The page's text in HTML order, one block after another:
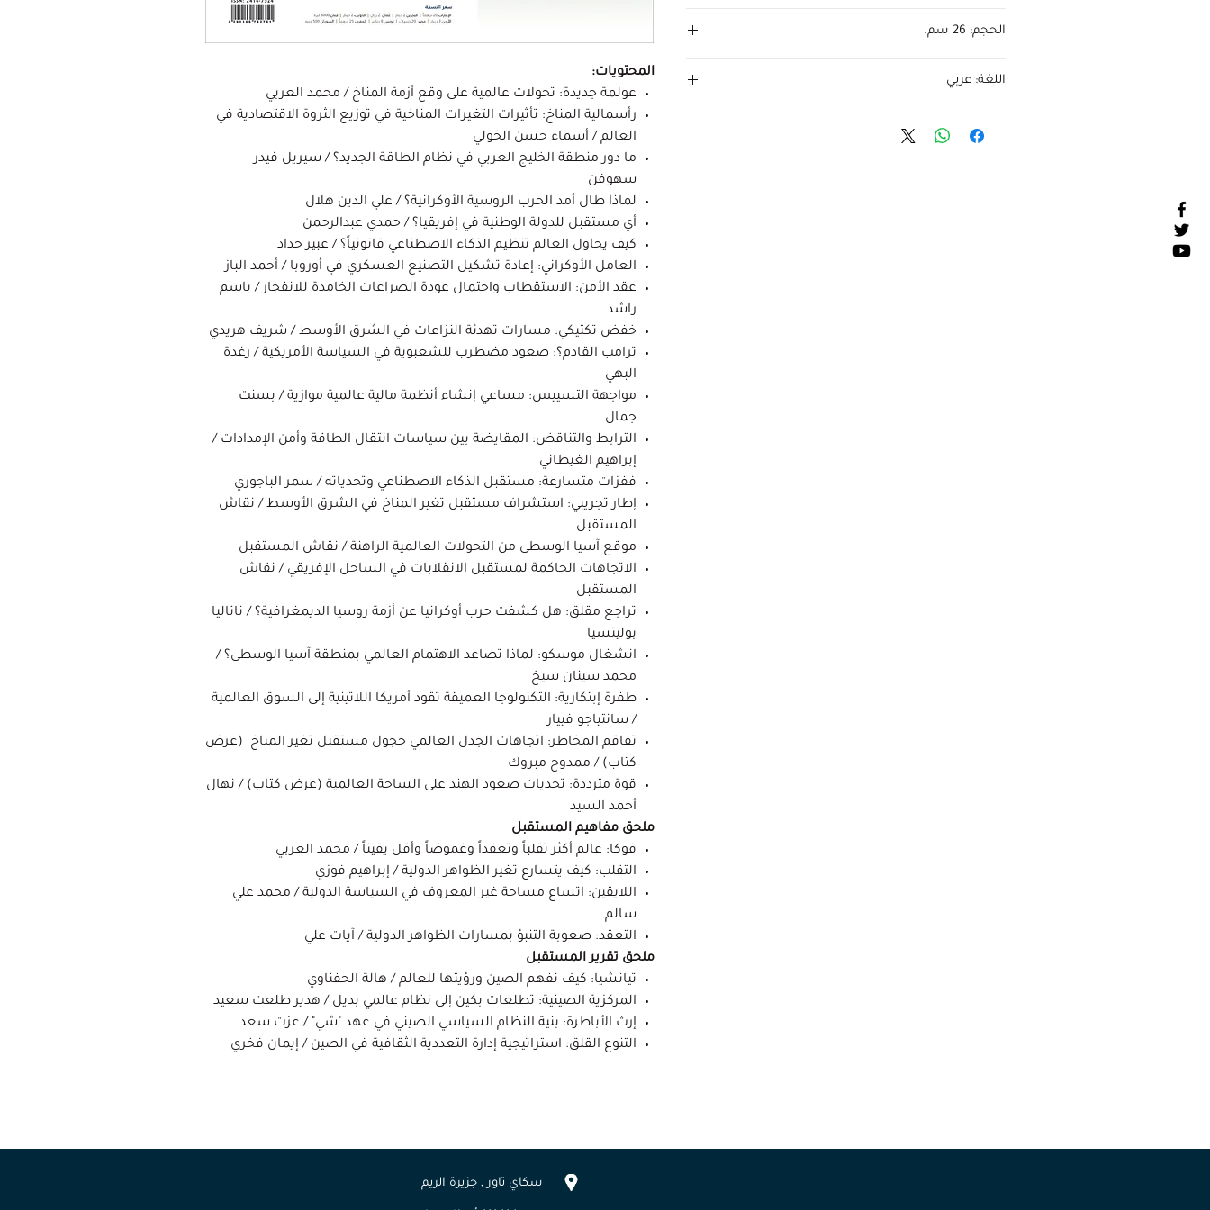
المحتويات:
عولمة جديدة: تحولات عالمية على وقع أزمة المناخ / محمد العربي
رأسمالية المناخ: تأثيرات التغيرات المناخية في توزيع الثروة الاقتصادية في
العالم / أسماء حسن الخولي
ما دور منطقة الخليج العربي في نظام الطاقة الجديد؟ / سيريل فيدر
سهوفن
لماذا طال أمد الحرب الروسية الأوكرانية؟ / علي الدين هلال
أي مستقبل للدولة الوطنية في إفريقيا؟ / حمدي عبدالرحمن
كيف يحاول العالم تنظيم الذكاء الاصطناعي قانونياً؟ / عبير حداد
العامل الأوكراني: إعادة تشكيل التصنيع العسكري في أوروبا / أحمد الباز
عقد الأمن: الاستقطاب واحتمال عودة الصراعات الخامدة للانفجار / باسم
راشد
خفض تكتيكي: مسارات تهدئة النزاعات في الشرق الأوسط / شريف هريدي
ترامب القادم؟: صعود مضطرب للشعبوية في السياسة الأمريكية / رغدة
البهي
مواجهة التسييس: مساعي إنشاء أنظمة مالية عالمية موازية / بسنت
جمال
الترابط والتناقض: المقايضة بين سياسات انتقال الطاقة وأمن الإمدادات /
إبراهيم الغيطاني
ففزات متسارعة: مستقبل الذكاء الاصطناعي وتحدياته / سمر الباجوري
إطار تجريبي: استشراف مستقبل تغير المناخ في الشرق الأوسط / نقاش
المستقبل
موقع آسيا الوسطى من التحولات العالمية الراهنة / نقاش المستقبل
الاتجاهات الحاكمة لمستقبل الانقلابات في الساحل الإفريقي / نقاش
المستقبل
تراجع مقلق: هل كشفت حرب أوكرانيا عن أزمة روسيا الديمغرافية؟ / ناتاليا
بوليتسيا
انشغال موسكو: لماذا تصاعد الاهتمام العالمي بمنطقة آسيا الوسطى؟ /
محمد سينان سيخ
طفرة إبتكارية: التكنولوجا العميقة تقود أمريكا اللاتينية إلى السوق العالمية
/ سانتياجو فييار
تفاقم المخاطر: اتجاهات الجدل العالمي حجول مستقبل تغير المناخ (عرض
كتاب) / ممدوح مبروك
قوة مترددة: تحديات صعود الهند على الساحة العالمية (عرض كتاب) / نهال
أحمد السيد
ملحق مفاهيم المستقبل
فوكا: عالم أكثر تقلباً وتعقداً وغموضاً وأقل يقيناً / محمد العربي
التقلب: كيف يتسارع تغير الظواهر الدولية / إبراهيم فوزي
اللايقين: اتساع مساحة غير المعروف في السياسة الدولية / محمد علي
سالم
التعقد: صعوبة التنبؤ بمسارات الظواهر الدولية / آيات علي
ملحق تقرير المستقبل
تيانشيا: كيف نفهم الصين ورؤيتها للعالم / هالة الحفناوي
المركزية الصينية: تطلعات بكين إلى نظام عالمي بديل / هدير طلعت سعيد
إرث الأباطرة: بنية النظام السياسي الصيني في عهد "شي" / عزت سعد
التنوع القلق: استراتيجية إدارة التعددية الثقافية في الصين / إيمان فخري
تقرير المستقبل
الحجم: 26 سم.
اللغة: عربي
سكاي تاور , جزيرة الريم